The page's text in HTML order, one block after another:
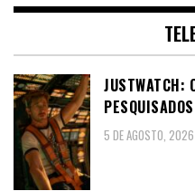
JUSTWATCH:
5 DE AGOSTO, 2026